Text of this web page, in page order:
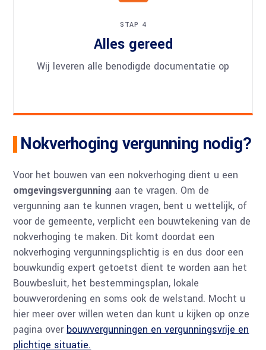
STAP 4
Alles gereed
Wij leveren alle benodigde documentatie op
Nokverhoging vergunning nodig?
Voor het bouwen van een nokverhoging dient u een
omgevingsvergunning aan te vragen. Om de
vergunning aan te kunnen vragen, bent u wettelijk, of
voor de gemeente, verplicht een bouwtekening van de
nokverhoging te maken. Dit komt doordat een
nokverhoging vergunningsplichtig is en dus door een
bouwkundig expert getoetst dient te worden aan het
Bouwbesluit, het bestemmingsplan, lokale
bouwverordening en soms ook de welstand. Mocht u
hier meer over willen weten dan kunt u kijken op onze
pagina over bouwvergunningen en vergunningsvrije en
plichtige situatie.